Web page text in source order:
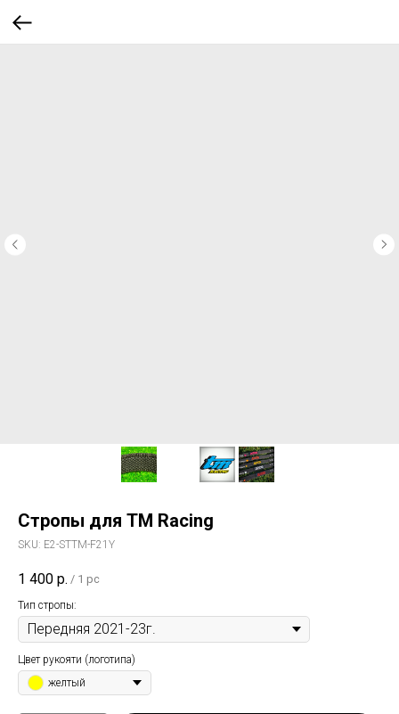
Стропы для TM Racing
SKU: E2-STTM-F21Y
1 400 р. / 1 pc
Тип стропы:
Цвет рукояти (логотипа)
желтый